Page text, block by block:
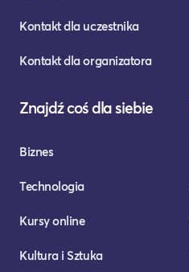
Kontakt dla uczestnika
Kontakt dla organizatora
Znajdź coś dla siebie
Biznes
Technologia
Kursy online
Kultura i Sztuka